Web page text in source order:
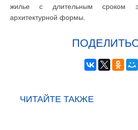
жилье с длительным сроком
архитектурной формы.
ЧИТАЙТЕ ТАКЖЕ